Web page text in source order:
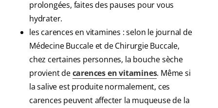
prolongées, faites des pauses pour vous
hydrater.
les carences en vitamines : selon le journal de
Médecine Buccale et de Chirurgie Buccale,
chez certaines personnes, la bouche sèche
provient decarences en vitamines. Même si
la salive est produite normalement, ces
carences peuvent affecter la muqueuse de la